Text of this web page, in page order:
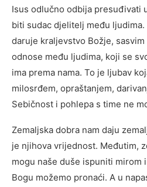
Isus odlučno odbija presuđivati
biti sudac djelitelj među ljudima.
daruje kraljevstvo Božje,
odnose među ljudima, koji se
ima prema nama. To je ljubav
milosrđem, opraštanjem,
Sebičnost i pohlepa s time ne
Zemaljska dobra nam daju
je njihova vrijednost. Međutim,
mogu naše duše ispuniti mirom
Bogu možemo pronaći. A u